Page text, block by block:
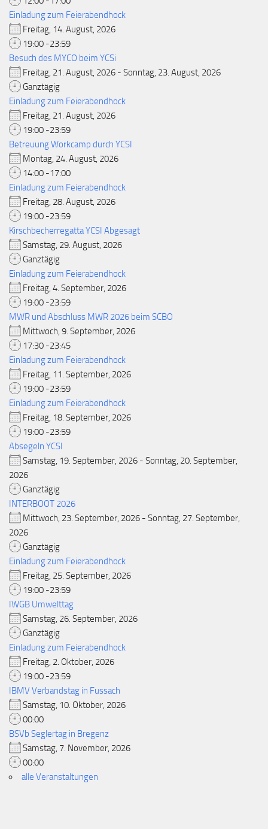
Einladung zum Feierabendhock
Freitag, 14. August, 2026
19:00 -23:59
Besuch des MYCO beim YCSi
Freitag, 21. August, 2026 - Sonntag, 23. August, 2026
Ganztägig
Einladung zum Feierabendhock
Freitag, 21. August, 2026
19:00 -23:59
Betreuung Workcamp durch YCSI
Montag, 24. August, 2026
14:00 -17:00
Einladung zum Feierabendhock
Freitag, 28. August, 2026
19:00 -23:59
Kirschbecherregatta YCSI Abgesagt
Samstag, 29. August, 2026
Ganztägig
Einladung zum Feierabendhock
Freitag, 4. September, 2026
19:00 -23:59
MWR und Abschluss MWR 2026 beim SCBO
Mittwoch, 9. September, 2026
17:30 -23:45
Einladung zum Feierabendhock
Freitag, 11. September, 2026
19:00 -23:59
Einladung zum Feierabendhock
Freitag, 18. September, 2026
19:00 -23:59
Absegeln YCSI
Samstag, 19. September, 2026 - Sonntag, 20. September,
2026
Ganztägig
INTERBOOT 2026
Mittwoch, 23. September, 2026 - Sonntag, 27. September,
2026
Ganztägig
Einladung zum Feierabendhock
Freitag, 25. September, 2026
19:00 -23:59
IWGB Umwelttag
Samstag, 26. September, 2026
Ganztägig
Einladung zum Feierabendhock
Freitag, 2. Oktober, 2026
19:00 -23:59
IBMV Verbandstag in Fussach
Samstag, 10. Oktober, 2026
00:00
BSVb Seglertag in Bregenz
Samstag, 7. November, 2026
00:00
alle Veranstaltungen